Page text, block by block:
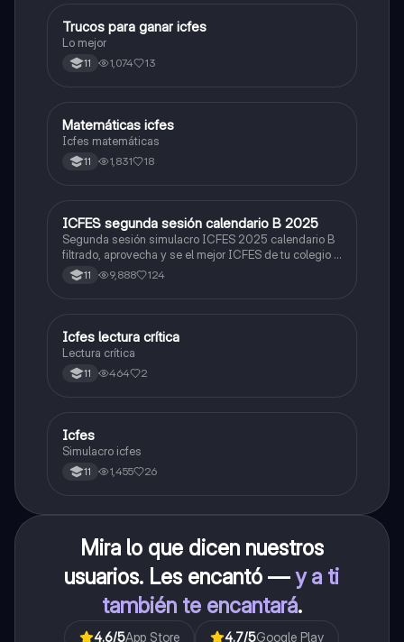
Química
Trucos para ganar icfes
Lo mejor
11 1,074 13
ICFES: Matemáticas
Matemáticas icfes
Icfes matemáticas
11 1,831 18
ICFES: Lectura Crítica
ICFES segunda sesión calendario B 2025
Segunda sesión simulacro ICFES 2025 calendario B
filtrado, aprovecha y se el mejor ICFES de tu colegio y
poder ingresar a universidad, y estudiar aquella
carrera con la que tanto sueñas.
11 9,888 124
Lengua Castellana
Icfes lectura crítica
Lectura crítica
11 464 2
ICFES: Sociales y Ciudadanas
Icfes
Simulacro icfes
11 1,455 26
Mira lo que dicen nuestros
usuarios. Les encantó —y a ti
también te encantará.
4.6/5App Store 4.7/5Google Play